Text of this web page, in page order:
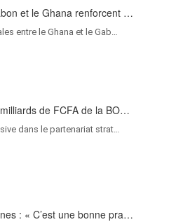
et le Ghana renforcent …
entre le Ghana et le Gab…
de FCFA de la BO…
dans le partenariat strat…
: « C’est une bonne pra…